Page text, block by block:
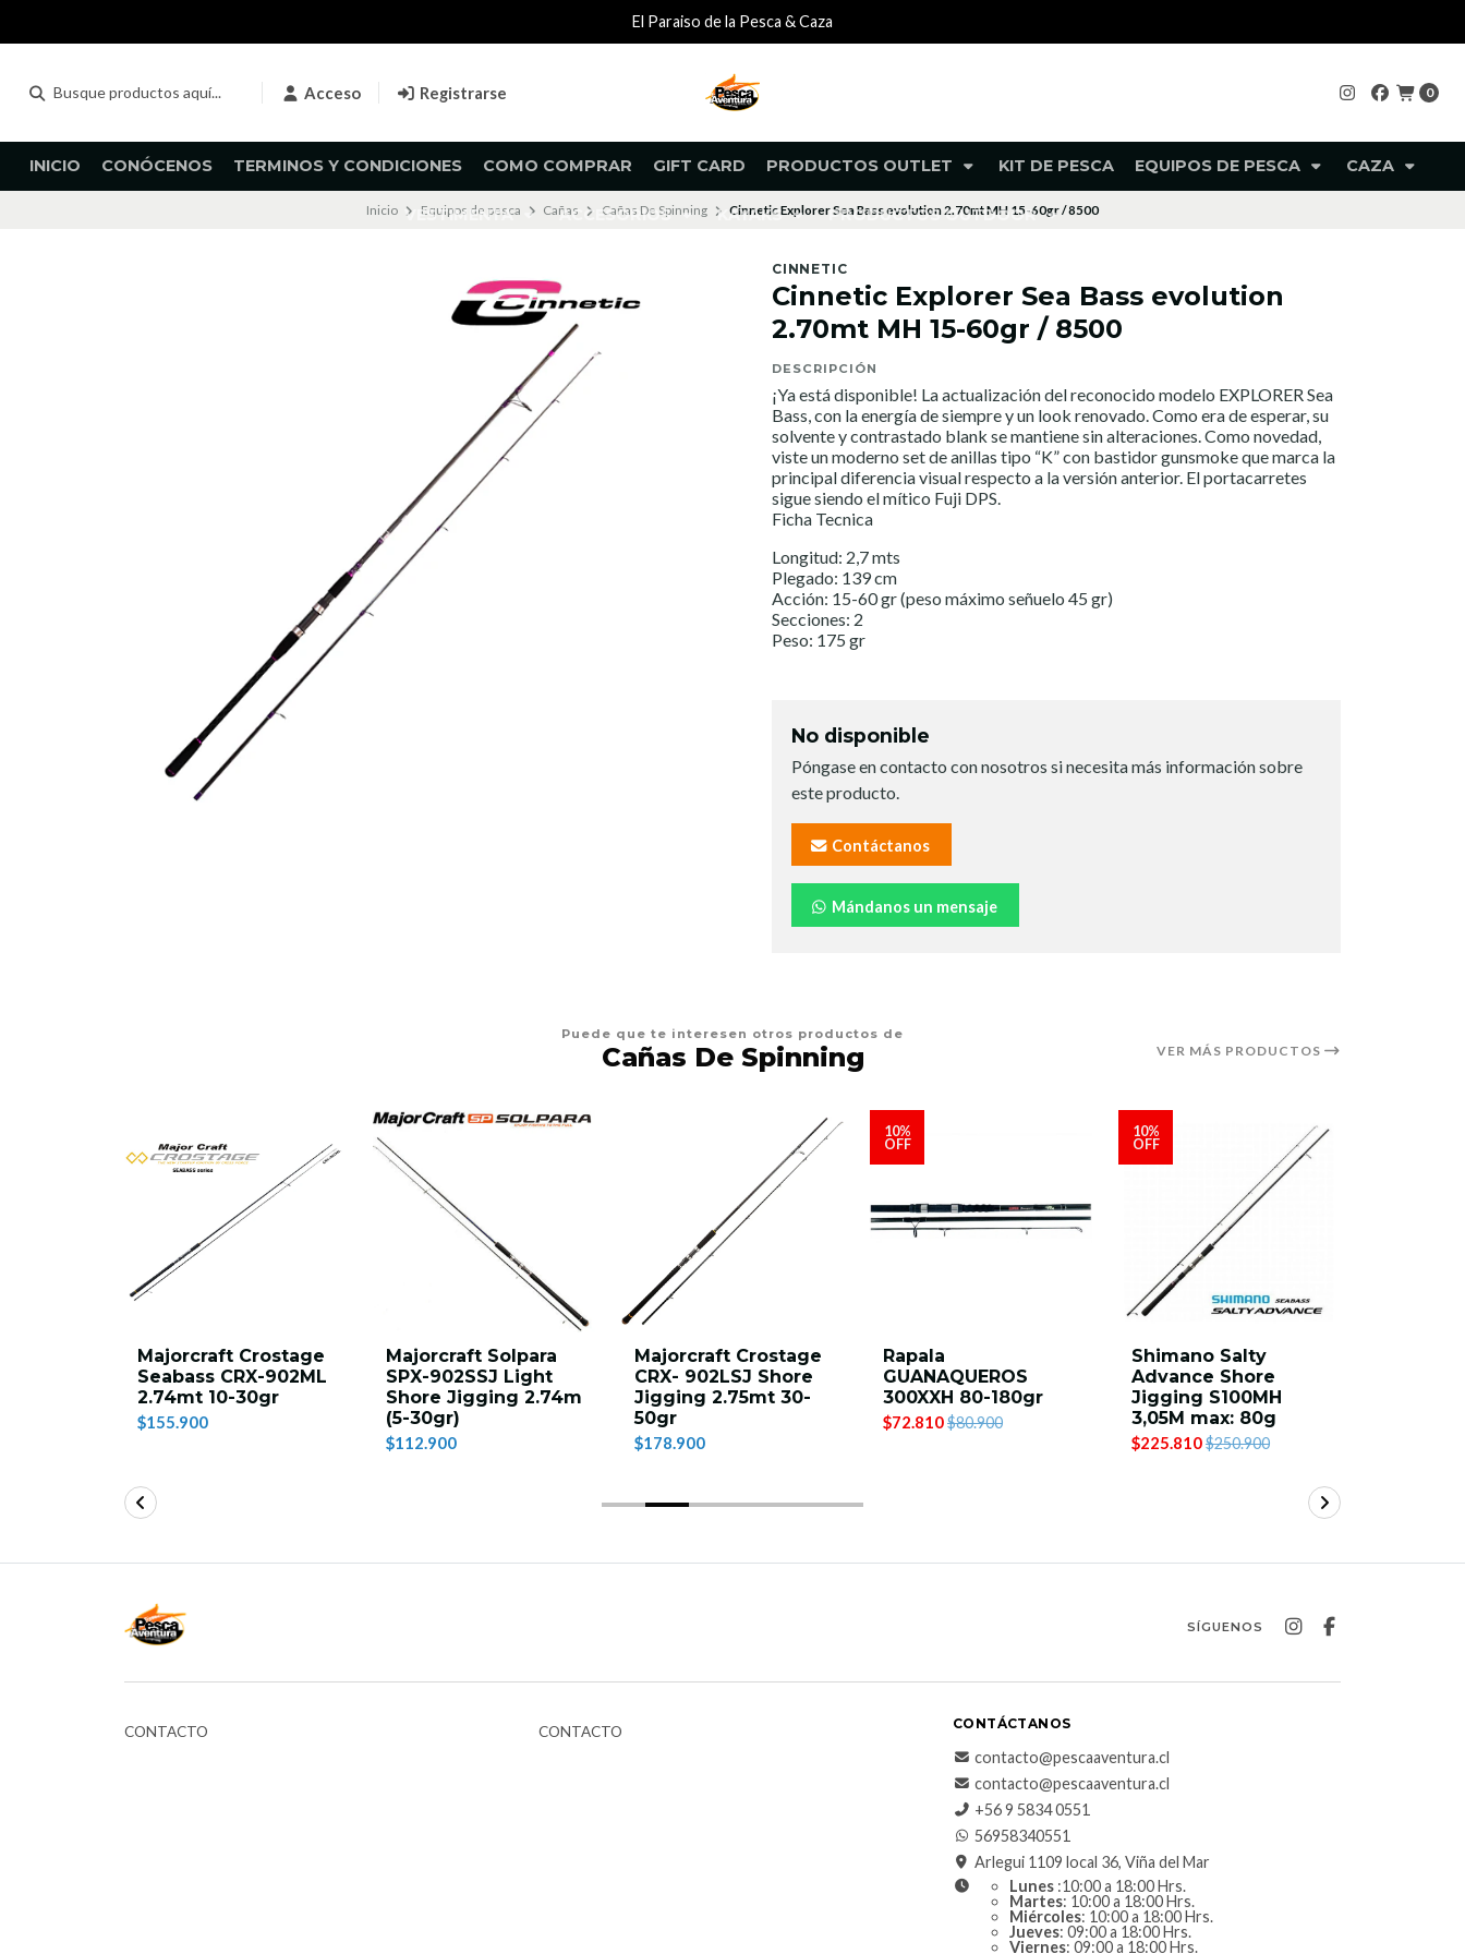
Acceso Registrarse 0
INICIO CONÓCENOS TERMINOS Y CONDICIONES COMO COMPRAR GIFT CARD PRODUCTOS OUTLET KIT DE PESCA EQUIPOS DE PESCA CAZA
VESTIMENTA ACCESORIOS KAYAKS PRODUCTOS OUTDOOR
El Paraiso de la Pesca & Caza
Inicio Equipos de pesca Cañas Cañas De Spinning Cinnetic Explorer Sea Bass evolution 2.70mt MH 15-60gr / 8500
CINNETIC
Cinnetic Explorer Sea Bass evolution
2.70mt MH 15-60gr / 8500
DESCRIPCIÓN
¡Ya está disponible! La actualización del reconocido modelo EXPLORER Sea
Bass, con la energía de siempre y un look renovado. Como era de esperar, su
solvente y contrastado blank se mantiene sin alteraciones. Como novedad,
viste un moderno set de anillas tipo “K” con bastidor gunsmoke que marca la
principal diferencia visual respecto a la versión anterior. El portacarretes
sigue siendo el mítico Fuji DPS.
Ficha Tecnica
Longitud: 2,7 mts
Plegado: 139 cm
Acción: 15-60 gr (peso máximo señuelo 45 gr)
Secciones: 2
Peso: 175 gr
No disponible
Póngase en contacto con nosotros si necesita más información sobre
este producto.
Contáctanos
Mándanos un mensaje
Puede que te interesen otros productos de
Cañas De Spinning VER MÁS PRODUCTOS
Majorcraft Crostage
Seabass CRX-902ML
2.74mt 10-30gr
$155.900
Majorcraft Solpara
SPX-902SSJ Light
Shore Jigging 2.74m
(5-30gr)
$112.900
Majorcraft Crostage
CRX- 902LSJ Shore
Jigging 2.75mt 30-
50gr
$178.900
10%
OFF
Rapala
GUANAQUEROS
300XXH 80-180gr
$72.810$80.900
10%
OFF
Shimano Salty
Advance Shore
Jigging S100MH
3,05M max: 80g
$225.810$250.900
SÍGUENOS
CONTACTO CONTACTO CONTÁCTANOS
contacto@pescaaventura.cl
contacto@pescaaventura.cl
+56 9 5834 0551
56958340551
Arlegui 1109 local 36, Viña del Mar
Lunes :10:00 a 18:00 Hrs.
Martes: 10:00 a 18:00 Hrs.
Miércoles: 10:00 a 18:00 Hrs.
Jueves: 09:00 a 18:00 Hrs.
Viernes: 09:00 a 18:00 Hrs.